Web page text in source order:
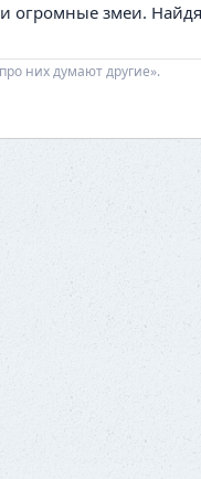
огромные змеи.
них думают другие».